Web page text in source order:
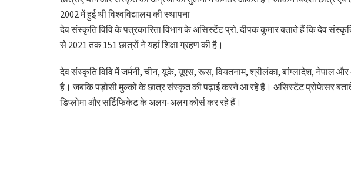
2002 में हुई थी विश्वविद्यालय की स्थापना
देव संस्कृति विवि के पत्रकारिता विभाग के असिस्टेंट प्रो. दीपक कुमार बताते हैं कि देव
से 2021 तक 151 छात्रों ने यहां शिक्षा ग्रहण की है।
देव संस्कृति विवि में जर्मनी, चीन, यूके, यूएस, रूस, वियतनाम, श्रीलंका, बांग्लादेश, नेपाल
है। जबकि पड़ोसी मुल्कों के छात्र संस्कृत की पढ़ाई करने आ रहे हैं। असिस्टेंट प्रोफेसर बताते
डिप्लोमा और सर्टिफिकेट के अलग-अलग कोर्स कर रहे हैं।